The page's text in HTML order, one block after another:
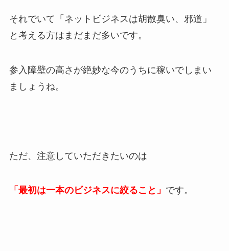
それでいて「ネットビジネスは胡散臭い、邪道」
と考える方はまだまだ多いです。
参入障壁の高さが絶妙な今のうちに稼いでしまい
ましょうね。
ただ、注意していただきたいのは
「最初は一本のビジネスに絞ること」 です。